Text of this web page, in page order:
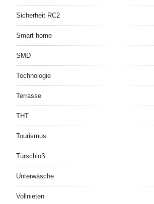
Sicherheit RC2
Smart home
SMD
Technologie
Terrasse
THT
Tourismus
Türschloß
Unterwäsche
Vollnieten